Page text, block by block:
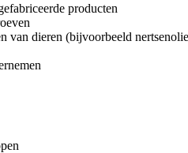
producten
dieren (bijvoorbeeld